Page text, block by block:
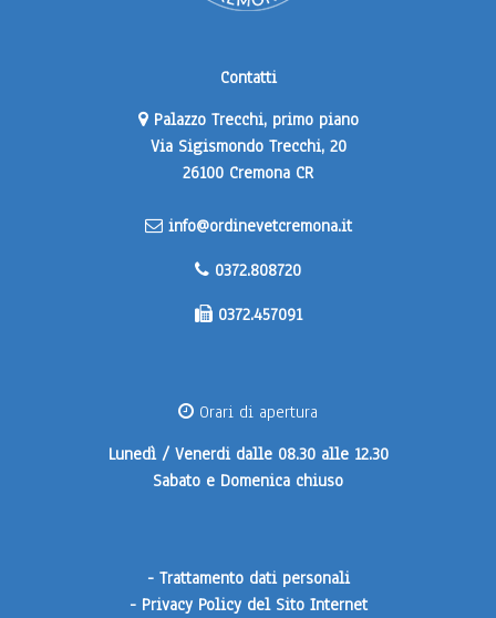
Contatti
Palazzo Trecchi, primo piano
Via Sigismondo Trecchi, 20
26100 Cremona CR
info@ordinevetcremona.it
0372.808720
0372.457091
Orari di apertura
Lunedì / Venerdidalle 08.30 alle 12.30
Sabato e Domenica chiuso
- Trattamento dati personali
- Privacy Policy del Sito Internet